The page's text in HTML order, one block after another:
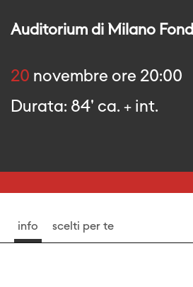
Auditorium di Milano
20 novembre ore 20:00
Durata: 84' ca. + int.
info scelti per te